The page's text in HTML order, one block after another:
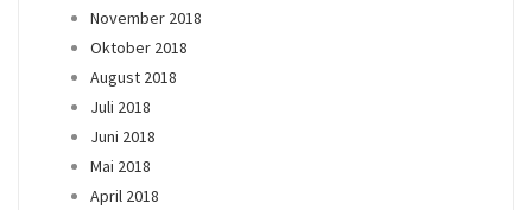
November 2018
Oktober 2018
August 2018
Juli 2018
Juni 2018
Mai 2018
April 2018